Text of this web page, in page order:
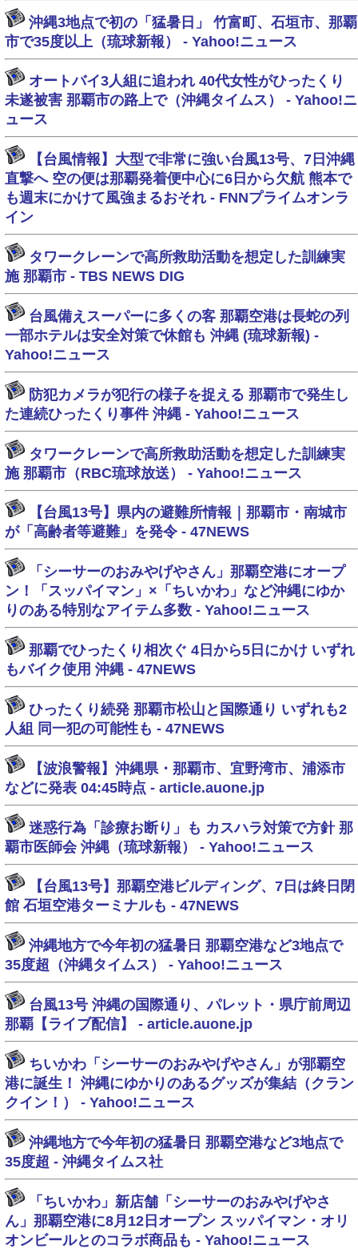
沖縄3地点で初の「猛暑日」 竹富町、石垣市、那覇
市で35度以上（琉球新報） - Yahoo!ニュース
オートバイ3人組に追われ 40代女性がひったくり
未遂被害 那覇市の路上で（沖縄タイムス） - Yahoo!ニ
ュース
【台風情報】大型で非常に強い台風13号、7日沖縄
直撃へ 空の便は那覇発着便中心に6日から欠航 熊本で
も週末にかけて風強まるおそれ - FNNプライムオンラ
イン
タワークレーンで高所救助活動を想定した訓練実
施 那覇市 - TBS NEWS DIG
台風備えスーパーに多くの客 那覇空港は長蛇の列
一部ホテルは安全対策で休館も 沖縄 (琉球新報) -
Yahoo!ニュース
防犯カメラが犯行の様子を捉える 那覇市で発生し
た連続ひったくり事件 沖縄 - Yahoo!ニュース
タワークレーンで高所救助活動を想定した訓練実
施 那覇市（RBC琉球放送） - Yahoo!ニュース
【台風13号】県内の避難所情報｜那覇市・南城市
が「高齢者等避難」を発令 - 47NEWS
「シーサーのおみやげやさん」那覇空港にオープ
ン！「スッパイマン」×「ちいかわ」など沖縄にゆか
りのある特別なアイテム多数 - Yahoo!ニュース
那覇でひったくり相次ぐ 4日から5日にかけ いずれ
もバイク使用 沖縄 - 47NEWS
ひったくり続発 那覇市松山と国際通り いずれも2
人組 同一犯の可能性も - 47NEWS
【波浪警報】沖縄県・那覇市、宜野湾市、浦添市
などに発表 04:45時点 - article.auone.jp
迷惑行為「診療お断り」も カスハラ対策で方針 那
覇市医師会 沖縄（琉球新報） - Yahoo!ニュース
【台風13号】那覇空港ビルディング、7日は終日閉
館 石垣空港ターミナルも - 47NEWS
沖縄地方で今年初の猛暑日 那覇空港など3地点で
35度超（沖縄タイムス） - Yahoo!ニュース
台風13号 沖縄の国際通り、パレット・県庁前周辺
那覇【ライブ配信】 - article.auone.jp
ちいかわ「シーサーのおみやげやさん」が那覇空
港に誕生！ 沖縄にゆかりのあるグッズが集結（クラン
クイン！） - Yahoo!ニュース
沖縄地方で今年初の猛暑日 那覇空港など3地点で
35度超 - 沖縄タイムス社
「ちいかわ」新店舗「シーサーのおみやげやさ
ん」那覇空港に8月12日オープン スッパイマン・オリ
オンビールとのコラボ商品も - Yahoo!ニュース